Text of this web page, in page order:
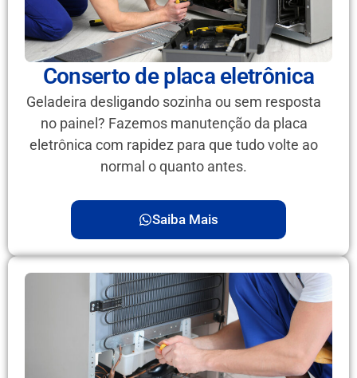
Conserto de placa eletrônica
Geladeira desligando sozinha ou sem resposta
no painel? Fazemos manutenção da placa
eletrônica com rapidez para que tudo volte ao
normal o quanto antes.
Saiba Mais